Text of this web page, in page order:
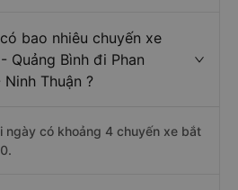
bao nhiêu chuyến xe
Quảng Bình đi Phan
Thuận ?
ngày có khoảng 4 chuyến xe bắt